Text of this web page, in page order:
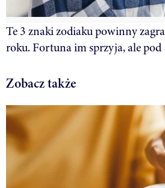
Te 3 znaki zodiaku powinny
roku. Fortuna im sprzyja, ale
Zobacz także